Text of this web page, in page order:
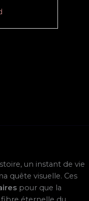
un instant de vie
quête visuelle. Ces
pour que la